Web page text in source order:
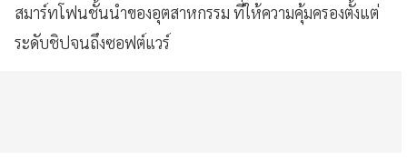
สมาร์ทโฟนชั้นนำของอุตสาหกรรม ที่ให้ความคุ้มครองตั้งแต่
ระดับชิปจนถึงซอฟต์แวร์